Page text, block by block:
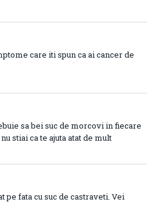
care iti spun ca ai cancer de
sa bei suc de morcovi in fiecare
stiai ca te ajuta atat de mult
pe fata cu suc de castraveti. Vei